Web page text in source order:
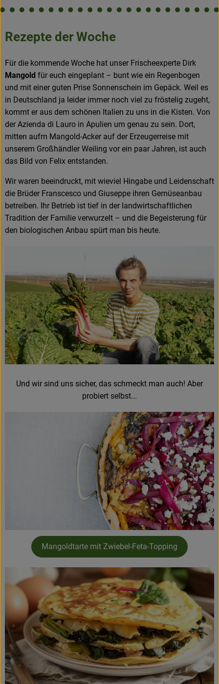
Rezepte der Woche
Für die kommende Woche hat unser Frischeexperte Dirk
Mangold für euch eingeplant – bunt wie ein Regenbogen
und mit einer guten Prise Sonnenschein im Gepäck. Weil es
in Deutschland ja leider immer noch viel zu fröstelig zugeht,
kommt er aus dem schönen Italien zu uns in die Kisten. Von
der Azienda di Lauro in Apulien um genau zu sein. Dort,
mitten aufm Mangold-Acker auf der Erzeugerreise mit
unserem Großhändler Weiling vor ein paar Jahren, ist auch
das Bild von Felix entstanden.
Wir waren beeindruckt, mit wieviel Hingabe und Leidenschaft
die Brüder Franscesco und Giuseppe ihren Gemüseanbau
betreiben. Ihr Betrieb ist tief in der landwirtschaftlichen
Tradition der Familie verwurzelt – und die Begeisterung für
den biologischen Anbau spürt man bis heute.
Und wir sind uns sicher, das schmeckt man auch! Aber
probiert selbst...
Mangoldtarte mit Zwiebel-Feta-Topping